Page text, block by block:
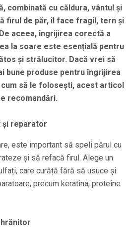
combinată cu căldura, vântul și
firul de păr, îl face fragil, tern și
aceea, îngrijirea corectă a
la soare este esențială pentru
și strălucitor. Dacă vrei să
bune produse pentru îngrijirea
cum să le folosești, acest articol
recomandări.
și reparator
este important să speli părul cu
și să refacă firul. Alege un
care curăță fără să usuce și
precum keratina, proteine